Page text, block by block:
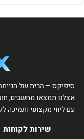
סיפיקס – הבית של
אצלנו תמצאו מחשבים,
עם ליווי מקצועי ותמיכה
שירות לקוחות